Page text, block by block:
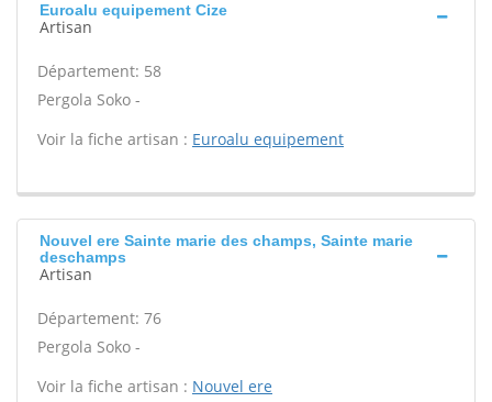
Euroalu equipement Cize
Artisan
Département: 58
Pergola Soko -
Voir la fiche artisan : Euroalu equipement
Nouvel ere Sainte marie des champs, Sainte marie
deschamps
Artisan
Département: 76
Pergola Soko -
Voir la fiche artisan : Nouvel ere